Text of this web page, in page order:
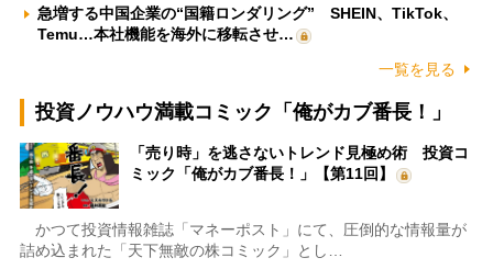
急増する中国企業の“国籍ロンダリング” SHEIN、TikTok、
Temu…本社機能を海外に移転させ…
一覧を見る
投資ノウハウ満載コミック「俺がカブ番長！」
「売り時」を逃さないトレンド見極め術 投資コ
ミック「俺がカブ番長！」【第11回】
かつて投資情報雑誌「マネーポスト」にて、圧倒的な情報量が
詰め込まれた「天下無敵の株コミック」とし…